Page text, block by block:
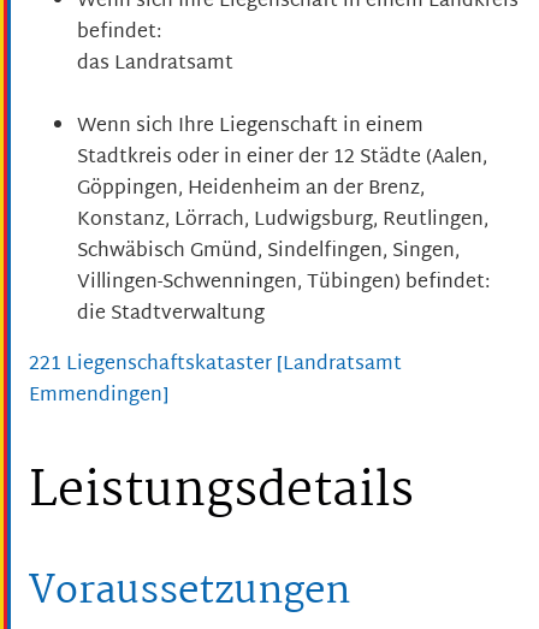
befindet:
das Landratsamt
Wenn sich Ihre Liegenschaft in einem
Stadtkreis oder in einer der 12 Städte (Aalen,
Göppingen, Heidenheim an der Brenz,
Konstanz, Lörrach, Ludwigsburg, Reutlingen,
Schwäbisch Gmünd, Sindelfingen, Singen,
Villingen-Schwenningen, Tübingen) befindet:
die Stadtverwaltung
221 Liegenschaftskataster [Landratsamt
Emmendingen]
Leistungsdetails
Voraussetzungen